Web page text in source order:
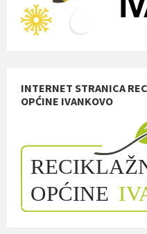
INTERNET STRANICA
OPĆINE IVANKOVO